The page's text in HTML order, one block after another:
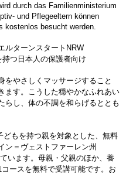
durch das Familienministerium
und Pflegeeltern können
kostenlos besucht werden.
ルターンスタートNRW
つ日本人の保護者向け
をやさしくマッサージすること
ます。こうした穏やかなふれあい
らし、体の不調を和らげるととも
どもを持つ親を対象とした、無料
ン＝ヴェストファーレン州
います。母親・父親のほか、養
ースを無料で受講可能です。お